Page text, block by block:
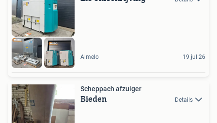
Almelo 19 jul 26
Scheppach afzuiger
Bieden Details